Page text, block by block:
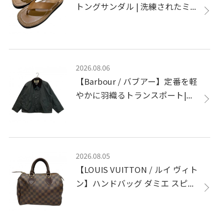
トングサンダル | 洗練されたミ...
2026.08.06
【Barbour / バブアー】定番を軽
やかに羽織るトランスポート|...
2026.08.05
【LOUIS VUITTON / ルイ ヴィト
ン】ハンドバッグ ダミエ スピ...